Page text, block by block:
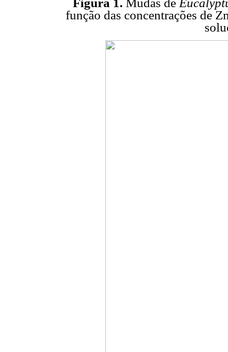
função das concentrações de